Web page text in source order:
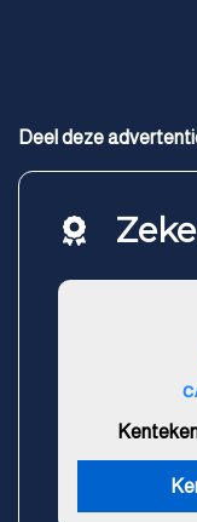
Deel deze